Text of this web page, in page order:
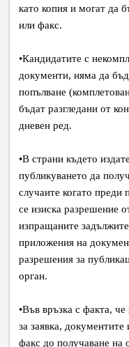
като копия и могат да
или факс.
•Кандидатите с
документи, няма да
попълване
бъдат разгледани от
дневен ред.
•В страни където
публикуването да
случаите когато преди
се изиска разрешение
изпращаните
приложения на
разрешения за
орган.
•Във връзка с факта,
за заявка,
факс до получаване на